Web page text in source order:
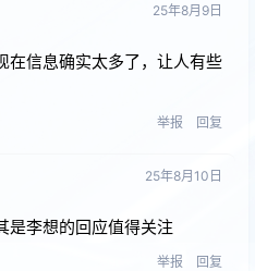
25年8月9日
在信息确实太多了，让人有些
举报 回复
25年8月10日
是李想的回应值得关注
举报 回复